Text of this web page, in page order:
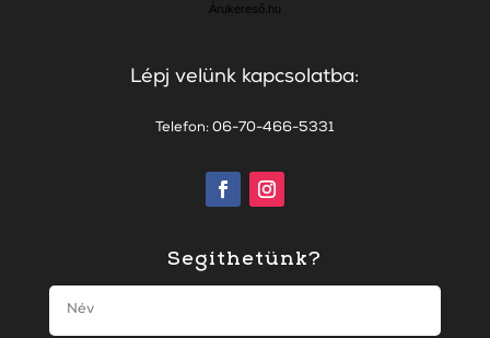
Árukereső.hu
Lépj velünk kapcsolatba:
Telefon: 06-70-466-5331
Segíthetünk?